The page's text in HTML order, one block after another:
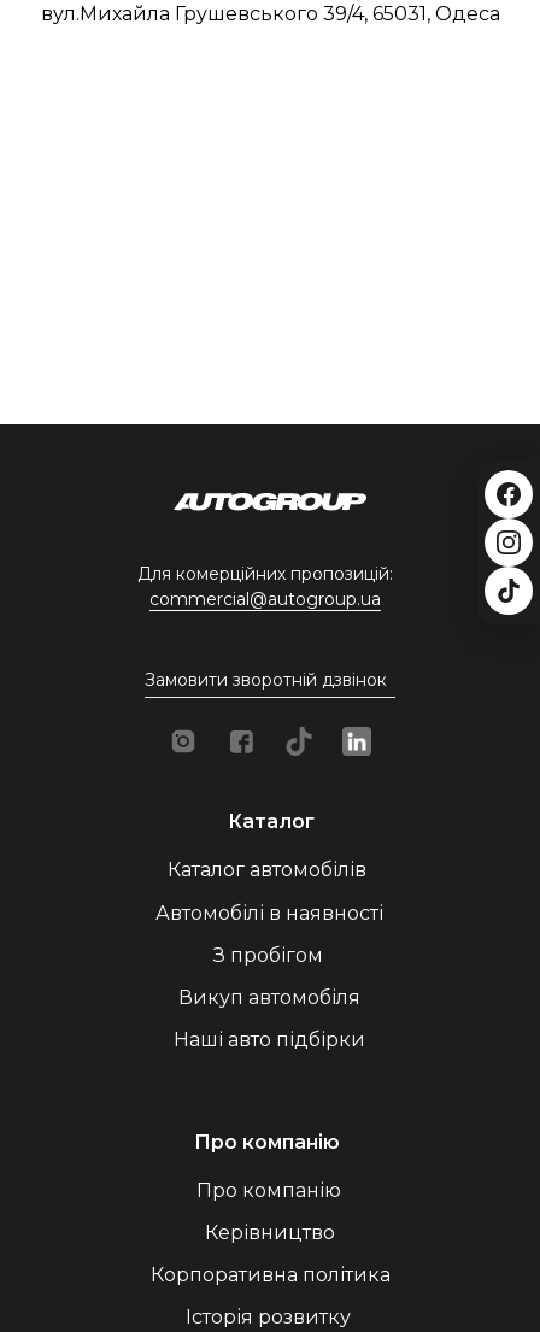
вул.Михайла Грушевського 39/4, 65031, Одеса
Замовити зворотній дзвінок
Каталог автомобілів
З пробігом
Автомобілі в наявності
Викуп автомобіля
Наші авто підбірки
Каталог
Про компанію
Корпоративна політика
Керівництво
Історія розвитку
Про компанію
Для комерційних пропозицій:
commercial@autogroup.ua